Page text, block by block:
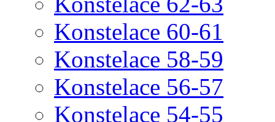
Konstelace 60-61
Konstelace 58-59
Konstelace 56-57
Konstelace 54-55